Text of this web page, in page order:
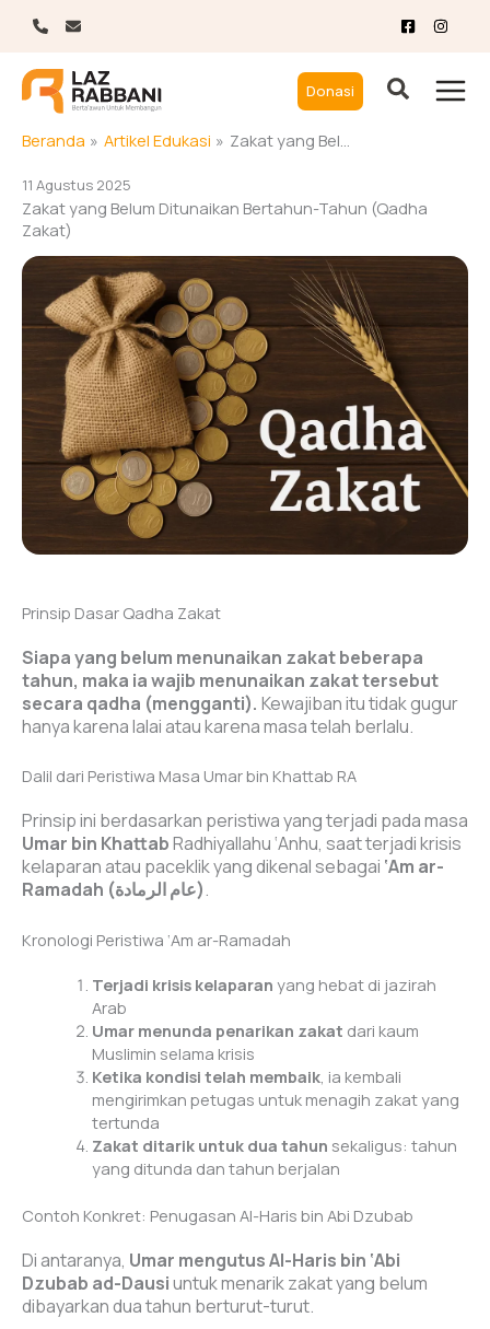
Donasi
Beranda Artikel Edukasi Zakat yang Belum Ditunaikan Bertahun-Tahun (Qadha Zakat)
11 Agustus 2025
Zakat yang Belum Ditunaikan Bertahun-Tahun (Qadha
Zakat)
Prinsip Dasar Qadha Zakat
Siapa yang belum menunaikan zakat beberapa
tahun, maka ia wajib menunaikan zakat tersebut
secara qadha (mengganti). Kewajiban itu tidak gugur
hanya karena lalai atau karena masa telah berlalu.
Dalil dari Peristiwa Masa Umar bin Khattab RA
Prinsip ini berdasarkan peristiwa yang terjadi pada masa
Umar bin KhattabRadhiyallahu ‘Anhu, saat terjadi krisis
kelaparan atau paceklik yang dikenal sebagai ‘Am ar-
Ramadah (عام الرمادة).
Kronologi Peristiwa ‘Am ar-Ramadah
Terjadi krisis kelaparan yang hebat di jazirah
Arab
Umar menunda penarikan zakat dari kaum
Muslimin selama krisis
Ketika kondisi telah membaik, ia kembali
mengirimkan petugas untuk menagih zakat yang
tertunda
Zakat ditarik untuk dua tahun sekaligus: tahun
yang ditunda dan tahun berjalan
Contoh Konkret: Penugasan Al-Haris bin Abi Dzubab
Di antaranya, Umar mengutus Al-Haris bin ‘Abi
Dzubab ad-Dausiuntuk menarik zakat yang belum
dibayarkan dua tahun berturut-turut.